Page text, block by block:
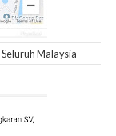
Malaysia